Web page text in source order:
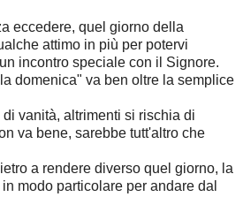
eccedere, quel giorno della
attimo in più per potervi
incontro speciale con il Signore.
domenica" va ben oltre la semplice
vanità, altrimenti si rischia di
va bene, sarebbe tutt'altro che
a rendere diverso quel giorno, la
modo particolare per andare dal